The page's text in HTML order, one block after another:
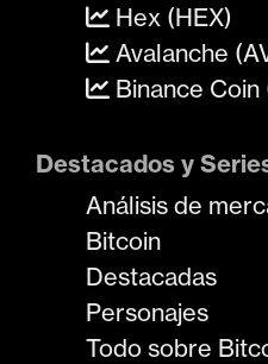
Hex (HEX)
Avalanche
Binance Coin
Destacados y
Análisis de
Bitcoin
Destacadas
Personajes
Todo sobre